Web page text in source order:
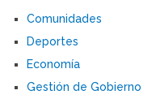
Comunidades
Deportes
Economía
Gestión de Gobierno